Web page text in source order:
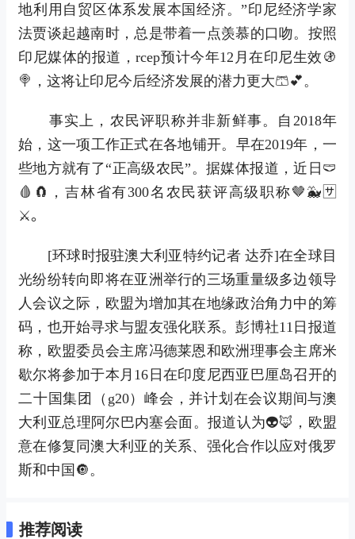
地利用自贸区体系发展本国经济。”印尼经济学家
法贾谈起越南时，总是带着一点羡慕的口吻。按照
印尼媒体的报道，rcep预计今年12月在印尼生效🚯
🍭，这将让印尼今后经济发展的潜力更大🩳💕。
事实上，农民评职称并非新鲜事。自2018年
始，这一项工作正式在各地铺开。早在2019年，一
些地方就有了“正高级农民”。据媒体报道，近日🩲
🩸🧲，吉林省有300名农民获评高级职称🤎🐳🈂
⚔。
[环球时报驻澳大利亚特约记者 达乔]在全球目
光纷纷转向即将在亚洲举行的三场重量级多边领导
人会议之际，欧盟为增加其在地缘政治角力中的筹
码，也开始寻求与盟友强化联系。彭博社11日报道
称，欧盟委员会主席冯德莱恩和欧洲理事会主席米
歇尔将参加于本月16日在印度尼西亚巴厘岛召开的
二十国集团（g20）峰会，并计划在会议期间与澳
大利亚总理阿尔巴内塞会面。报道认为👽🦊，欧盟
意在修复同澳大利亚的关系、强化合作以应对俄罗
斯和中国🔘。
推荐阅读